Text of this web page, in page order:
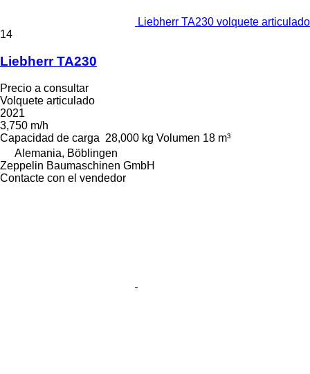
Liebherr TA230 volquete articulado
14
Liebherr TA230
Precio a consultar
Volquete articulado
2021
3,750 m/h
Capacidad de carga 28,000 kg Volumen 18 m³
Alemania, Böblingen
Zeppelin Baumaschinen GmbH
Contacte con el vendedor